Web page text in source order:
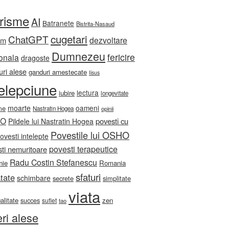
AI Batranete Bistrita-Nasaud
ChatGPTcugetari dezvoltare
dragoste Dumnezeu fericire
alese ganduri amestecate Iisus
iubire lectura longevitate
moarte Nastratin Hogea oameni opinii
Pildele lui Nastratin Hogea povesti cu
intelepte Povestile lui OSHO
nemuritoarepovesti terapeutice
Radu Costin Stefanescu Romania
schimbare secrete sfaturi simplitate
succes suflet tao viata zen
alese